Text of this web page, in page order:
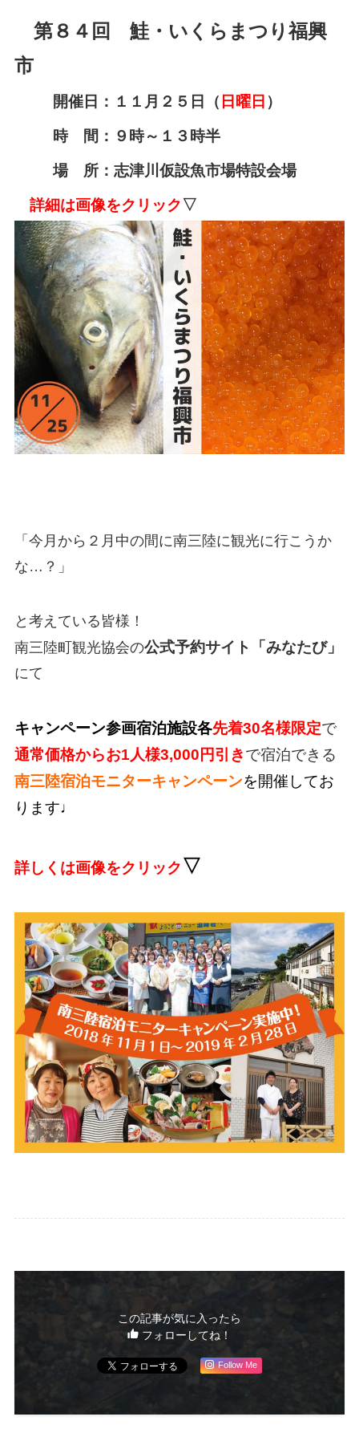
第８４回 鮭・いくらまつり福興
市
開催日：１１月２５日（ 日曜日 ）
時 間：９時～１３時半
場 所：志津川仮設魚市場特設会場
詳細は画像をクリック▽
「今月から２月中の間に南三陸に観光に行こうか
な…？」
と考えている皆様！
南三陸町観光協会の公式予約サイト「みなたび」
にて
キャンペーン参画宿泊施設各先着30名様限定で
通常価格からお1人様3,000円引きで宿泊できる
南三陸宿泊モニターキャンペーンを開催してお
ります♩
詳しくは画像をクリック▽
この記事が気に入ったら
フォローしてね！
Follow Me